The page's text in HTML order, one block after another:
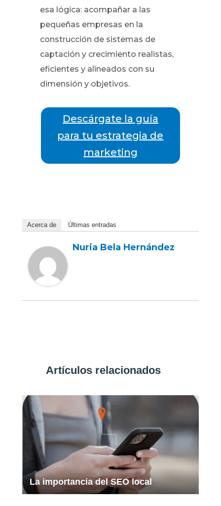
esa lógica: acompañar a las
pequeñas empresas en la
construcción de sistemas de
captación y crecimiento realistas,
eficientes y alineados con su
dimensión y objetivos.
Descárgate la guía
para tu estrategia de
marketing
Acerca de Últimas entradas
Nuria Bela Hernández
Artículos relacionados
La importancia del SEO local